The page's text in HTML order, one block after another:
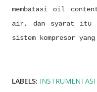
membatasi oil
air, dan syarat itu
sistem kompresor
LABELS: INSTRUMENTASI